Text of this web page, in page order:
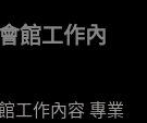
館工作內
工作內容 專業